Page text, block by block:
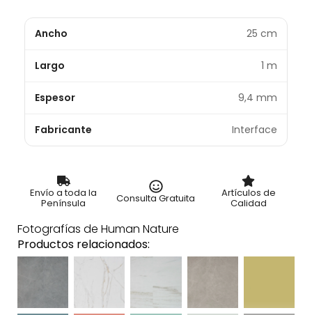
Ancho 25 cm
Largo 1 m
Espesor 9,4 mm
Fabricante Interface
Envío a toda la
Península Consulta Gratuita Artículos de
Calidad
Fotografías de Human Nature
Productos relacionados: